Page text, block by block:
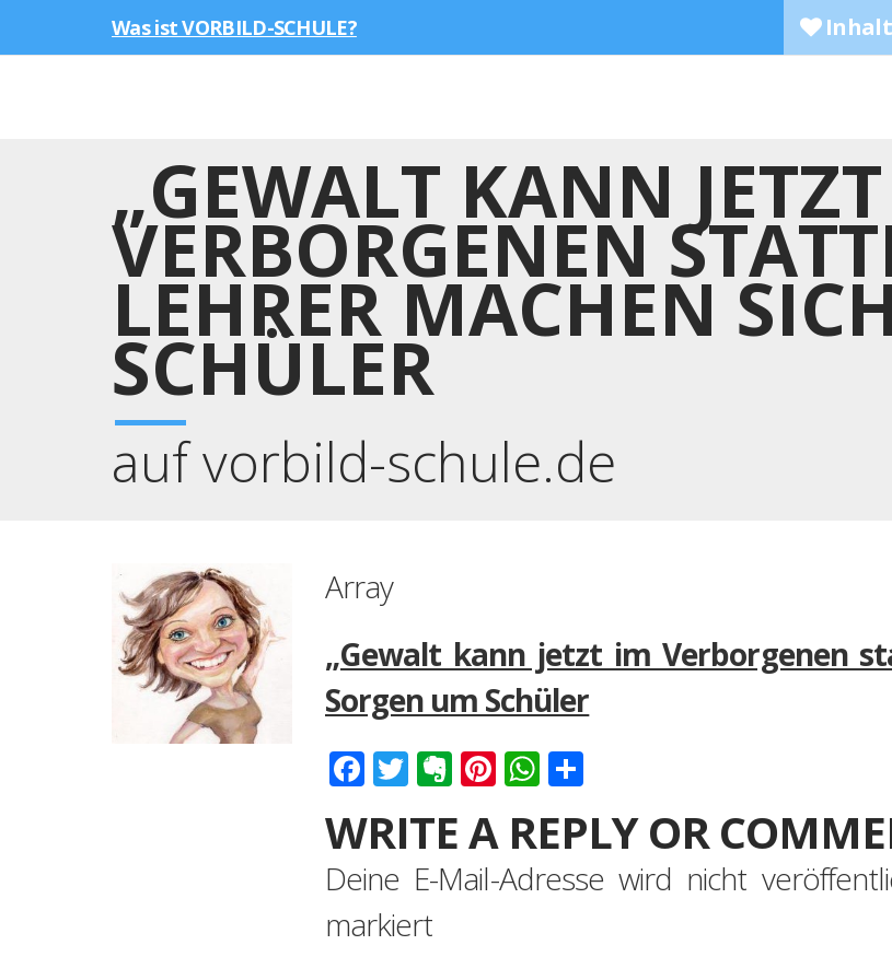
Was ist VORBILD-SCHULE? Inhalt
„GEWALT KANN
VERBORGENEN
LEHRER MACHEN
SCHÜLER
auf vorbild-schule.de
Array
„Gewalt kann jetzt im Verborgenen
Sorgen um Schüler
Facebook
Twitter
Evernote
Pinterest
WhatsApp
WRITE A REPLY OR
Deine E-Mail-Adresse wird nicht
markiert